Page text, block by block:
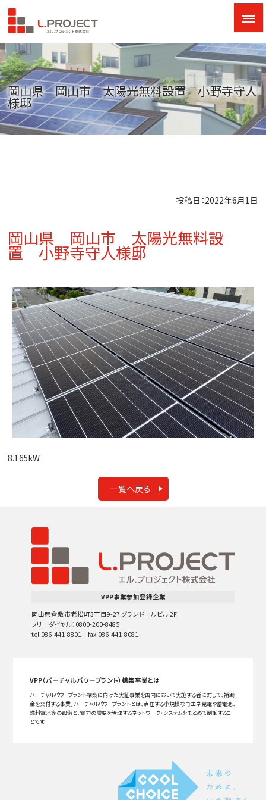
岡山県 岡山市 太陽光無料設置 小野寺守人
様邸
投稿日：2022年6月1日
岡山県 岡山市 太陽光無料設
置 小野寺守人様邸
8.165kW
一覧へ戻る
VPP事業参加登録企業
岡山県倉敷市老松町3丁目9-27 グランドールビル 2F
フリーダイヤル：0800-200-8485
tel.086-441-8801 fax.086-441-8081
VPP（バーチャルパワープラント）構築事業とは
バーチャルパワープラント構築に向けた実証事業を国内において実施する者に対して、補助
金を交付する事業。バーチャルパワープラントとは、点在する小規模な再エネ発電や蓄電池、
燃料電池等の設備と、電力の需要を管理するネットワーク・システムをまとめて制御するこ
とです。